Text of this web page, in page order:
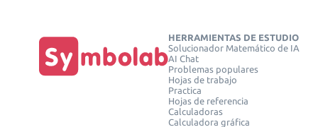
HERRAMIENTAS DE ESTUDIO
Solucionador Matemático de IA
AI Chat
Problemas populares
Hojas de trabajo
Practica
Hojas de referencia
Calculadoras
Calculadora gráfica